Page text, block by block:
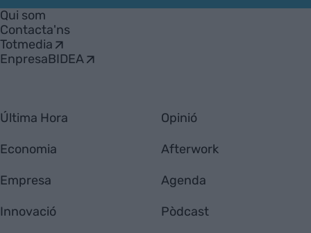
Empresa
Qui som
Contacta'ns
Totmedia
EnpresaBIDEA
Última Hora
Economia
Empresa
Innovació
Opinió
Afterwork
Agenda
Pòdcast